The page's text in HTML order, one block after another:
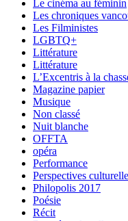
Le cinéma au féminin
Les chroniques
Les Filministes
LGBTQ+
Littérature
Littérature
L’Excentris à la
Magazine papier
Musique
Non classé
Nuit blanche
OFFTA
opéra
Performance
Perspectives
Philopolis 2017
Poésie
Récit